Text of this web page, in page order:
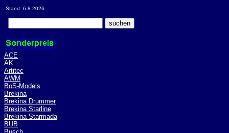
Stand: 6.8.2026
ACE
AK
Artitec
AWM
BoS-Models
Brekina
Brekina Drummer
Brekina Starline
Brekina Starmada
BUB